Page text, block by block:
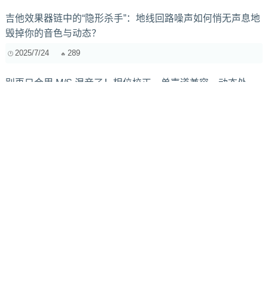
吉他效果器链中的“隐形杀手”：地线回路噪声如何悄无声息地
毁掉你的音色与动态？
2025/7/24 289
别再只会用 M/S 混音了！相位校正、单声道兼容、动态处